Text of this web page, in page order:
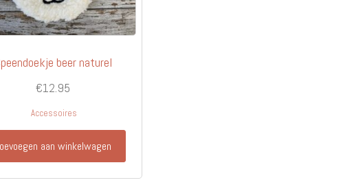
beer naturel
€12.95
Accessoires
aan winkelwagen